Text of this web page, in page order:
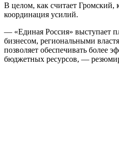
В целом, как считает Громский,
координация усилий.
— «Единая Россия» выступает
бизнесом, региональными
позволяет обеспечивать более
бюджетных ресурсов, —